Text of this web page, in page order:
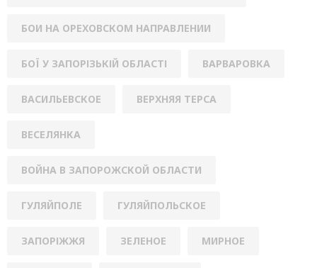
БОИ НА ОРЕХОВСКОМ НАПРАВЛЕНИИ
БОЇ У ЗАПОРІЗЬКІЙ ОБЛАСТІ ВАРВАРОВКА
ВАСИЛЬЕВСКОЕ ВЕРХНЯЯ ТЕРСА
ВЕСЕЛЯНКА
ВОЙНА В ЗАПОРОЖСКОЙ ОБЛАСТИ
ГУЛЯЙПОЛЕ ГУЛЯЙПОЛЬСКОЕ
ЗАПОРІЖЖЯ ЗЕЛЕНОЕ МИРНОЕ